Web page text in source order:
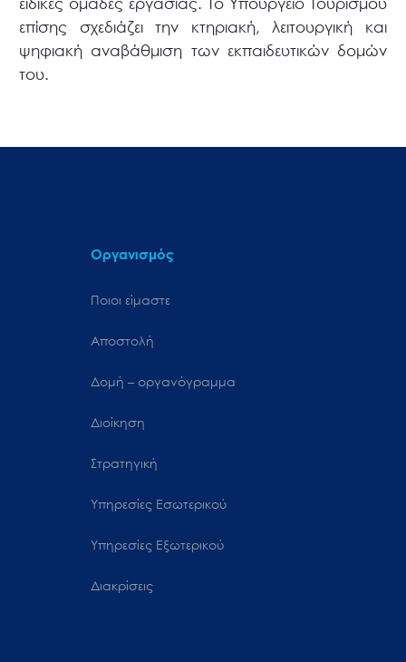
επίσης σχεδιάζει την κτηριακή, λειτουργική και
ψηφιακή αναβάθμιση των εκπαιδευτικών δομών
του.
Οργανισμός
Ποιοι είμαστε
Αποστολή
Δομή – οργανόγραμμα
Διοίκηση
Στρατηγική
Υπηρεσίες Εσωτερικού
Υπηρεσίες Εξωτερικού
Διακρίσεις